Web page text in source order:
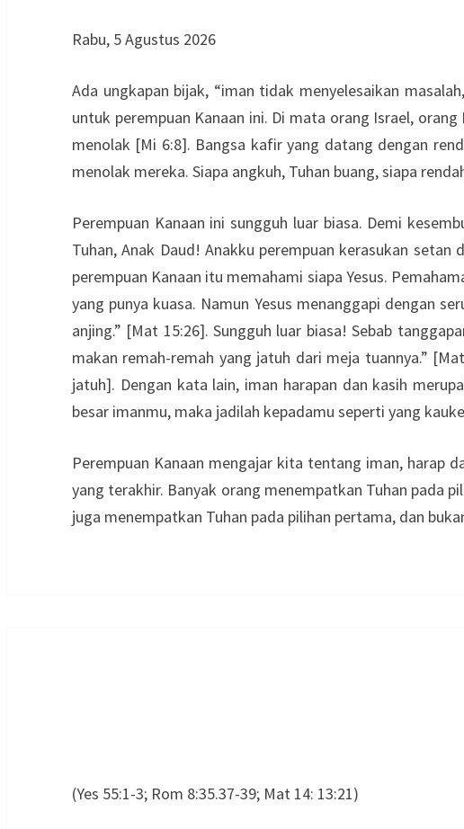
Rabu, 5 Agustus 2026
Ada ungkapan bijak, “iman tidak menyelesaikan
untuk perempuan Kanaan ini. Di mata orang Israel,
menolak [Mi 6:8]. Bangsa kafir yang datang dengan
menolak mereka. Siapa angkuh, Tuhan buang, siapa
Perempuan Kanaan ini sungguh luar biasa. Demi
Tuhan, Anak Daud! Anakku perempuan kerasukan
perempuan Kanaan itu memahami siapa Yesus.
yang punya kuasa. Namun Yesus menanggapi dengan
anjing.” [Mat 15:26]. Sungguh luar biasa! Sebab
makan remah-remah yang jatuh dari meja tuannya.”
jatuh]. Dengan kata lain, iman harapan dan kasih
besar imanmu, maka jadilah kepadamu seperti yang
Perempuan Kanaan mengajar kita tentang iman, harap
yang terakhir. Banyak orang menempatkan Tuhan pada
juga menempatkan Tuhan pada pilihan pertama, dan
(Yes 55:1-3; Rom 8:35.37-39; Mat 14: 13:21)